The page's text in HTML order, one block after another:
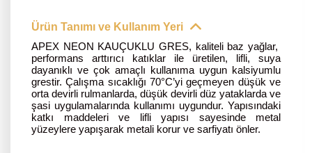
Ürün Tanımı ve Kullanım Yeri
APEX NEON KAUÇUKLU GRES, kaliteli baz yağlar,
performans arttırıcı katıklar ile üretilen, lifli, suya
dayanıklı ve çok amaçlı kullanıma uygun kalsiyumlu
grestir. Çalışma sıcaklığı 70°C’yi geçmeyen düşük ve
orta devirli rulmanlarda, düşük devirli düz yataklarda ve
şasi uygulamalarında kullanımı uygundur. Yapısındaki
katkı maddeleri ve lifli yapısı sayesinde metal
yüzeylere yapışarak metali korur ve sarfiyatı önler.